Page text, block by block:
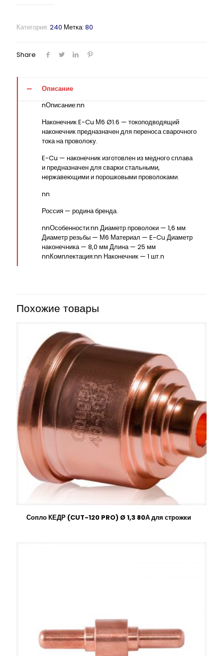
Категория: 240 Метка: 80
Share
Описание
nОписание:nn
Наконечник E-Cu М6 Ø1.6 — токоподводящий
наконечник предназначен для переноса сварочного
тока на проволоку.
E-Cu — наконечник изготовлен из медного сплава
и предназначен для сварки стальными,
нержавеющими и порошковыми проволоками.
nn
Россия — родина бренда.
nnОсобенности:nn Диаметр проволоки — 1,6 мм
Диаметр резьбы — М6 Материал — E-Cu Диаметр
наконечника — 8,0 мм Длина — 25 мм
nnКомплектация:nn Наконечник — 1 шт.n
Похожие товары
Сопло КЕДР (CUT-120 PRO) Ø 1,3 80А для строжки